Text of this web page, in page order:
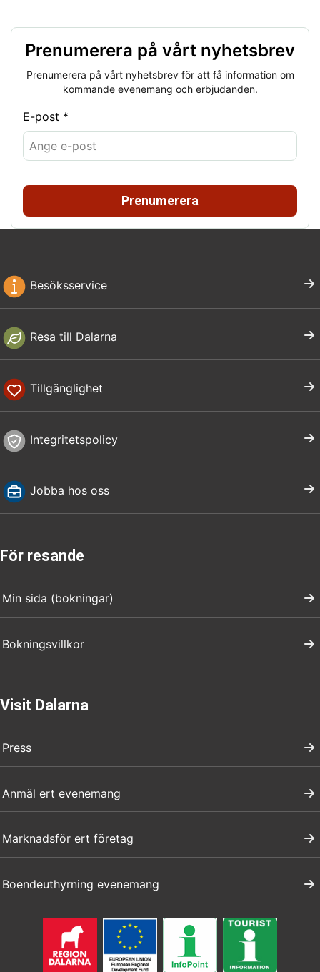
Prenumerera på vårt nyhetsbrev
Prenumerera på vårt nyhetsbrev för att få information om
kommande evenemang och erbjudanden.
E-post *
Prenumerera
Besöksservice
Resa till Dalarna
Tillgänglighet
Integritetspolicy
Jobba hos oss
För resande
Min sida (bokningar)
Bokningsvillkor
Visit Dalarna
Press
Anmäl ert evenemang
Marknadsför ert företag
Boendeuthyrning evenemang